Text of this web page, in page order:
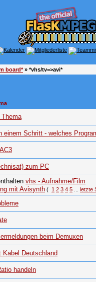
board*» *vhs/tv=>avi*
einem Schritt - welches
zum PC
vhs - Aufnahme/Film
mit Avisynth ( 1 2 3 4 5 letzte
beim Demuxen
Kabel Deutschland
handeln